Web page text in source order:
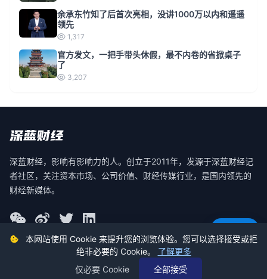
余承东竹知了后首次亮相，没讲1000万以内和遥遥
领先
1,317
官方发文，一把手带头休假，最不内卷的省掀桌子
了
3,207
深蓝财经，影响有影响力的人。创立于2011年，发源于深蓝财经记
者社区，关注资本市场、公司价值、财经传媒行业，是国内领先的
财经新媒体。
© 2026 深蓝财经 版权所有
蜀ICP备19030140号-2
本网站使用 Cookie 来提升您的浏览体验。您可以选择接受或拒
绝非必要的 Cookie。 了解更多
仅必要 Cookie
全部接受